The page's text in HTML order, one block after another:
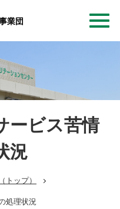
業団
ービス苦情
況
（トップ）
処理状況